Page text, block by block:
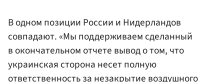
В одном позиции России и Нидерландов
совпадают. «Мы поддерживаем сделанный
в окончательном отчете вывод о том, что
украинская сторона несет полную
ответственность за незакрытие воздушного